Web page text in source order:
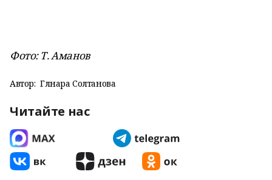
Фото: Т. Аманов
Автор: Гөлнара Солтанова
Читайте нас